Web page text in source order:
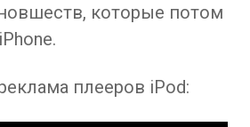
которые потом
плееров iPod: